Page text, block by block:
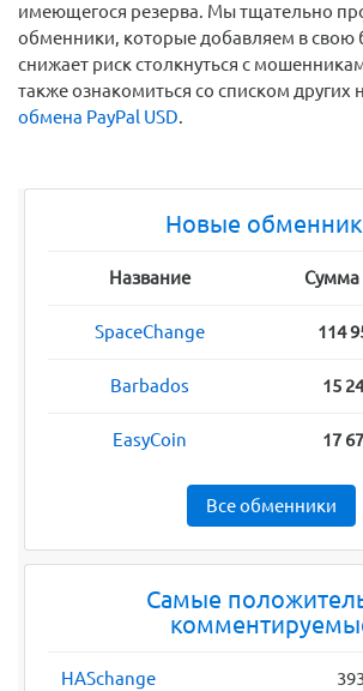
имеющегося резерва. Мы тщательно
обменники, которые добавляем в свою
снижает риск столкнуться с
также ознакомиться со списком других
обмена PayPal USD.
Новые
Название Сумма
SpaceChange 114
Barbados 15
EasyCoin 17
Все обменники
Самые
HASchange